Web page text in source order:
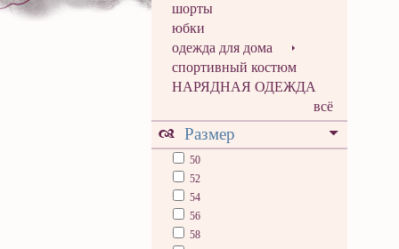
шорты
юбки
одежда для дома
спортивный костюм
НАРЯДНАЯ ОДЕЖДА
всё
Размер
50
52
54
56
58